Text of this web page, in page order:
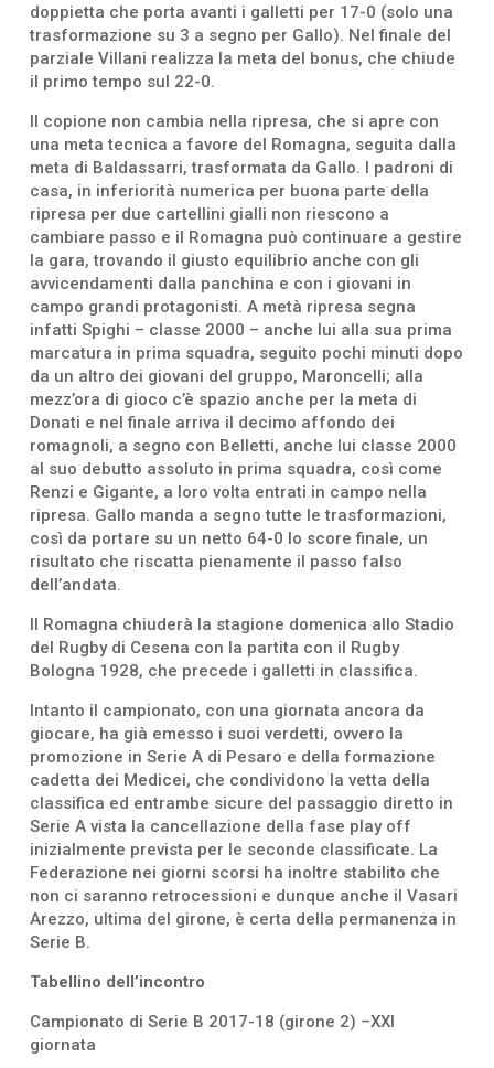
doppietta che porta avanti i galletti per 17-0 (solo una
trasformazione su 3 a segno per Gallo). Nel finale del
parziale Villani realizza la meta del bonus, che chiude
il primo tempo sul 22-0.
Il copione non cambia nella ripresa, che si apre con
una meta tecnica a favore del Romagna, seguita dalla
meta di Baldassarri, trasformata da Gallo. I padroni di
casa, in inferiorità numerica per buona parte della
ripresa per due cartellini gialli non riescono a
cambiare passo e il Romagna può continuare a gestire
la gara, trovando il giusto equilibrio anche con gli
avvicendamenti dalla panchina e con i giovani in
campo grandi protagonisti. A metà ripresa segna
infatti Spighi – classe 2000 – anche lui alla sua prima
marcatura in prima squadra, seguito pochi minuti dopo
da un altro dei giovani del gruppo, Maroncelli; alla
mezz’ora di gioco c’è spazio anche per la meta di
Donati e nel finale arriva il decimo affondo dei
romagnoli, a segno con Belletti, anche lui classe 2000
al suo debutto assoluto in prima squadra, così come
Renzi e Gigante, a loro volta entrati in campo nella
ripresa. Gallo manda a segno tutte le trasformazioni,
così da portare su un netto 64-0 lo score finale, un
risultato che riscatta pienamente il passo falso
dell’andata.
Il Romagna chiuderà la stagione domenica allo Stadio
del Rugby di Cesena con la partita con il Rugby
Bologna 1928, che precede i galletti in classifica.
Intanto il campionato, con una giornata ancora da
giocare, ha già emesso i suoi verdetti, ovvero la
promozione in Serie A di Pesaro e della formazione
cadetta dei Medicei, che condividono la vetta della
classifica ed entrambe sicure del passaggio diretto in
Serie A vista la cancellazione della fase play off
inizialmente prevista per le seconde classificate. La
Federazione nei giorni scorsi ha inoltre stabilito che
non ci saranno retrocessioni e dunque anche il Vasari
Arezzo, ultima del girone, è certa della permanenza in
Serie B.
Tabellino dell’incontro
Campionato di Serie B 2017-18 (girone 2) –XXI
giornata